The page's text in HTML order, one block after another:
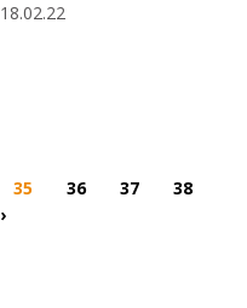
18.02.22
35 36 37
38
›